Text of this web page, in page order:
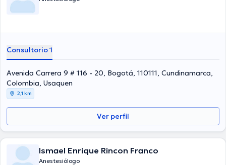
Consultorio 1
Avenida Carrera 9 # 116 - 20, Bogotá, 110111, Cundinamarca,
Colombia, Usaquen
2,1 km
Ver perfil
Ismael Enrique Rincon Franco
Anestesiólogo